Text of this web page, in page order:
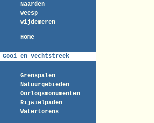
Naarden
Weesp
Wijdemeren
Home
Gooi en Vechtstreek
Grenspalen
Natuurgebieden
Oorlogsmonumenten
Rijwielpaden
Watertorens